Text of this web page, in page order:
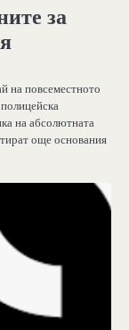
за
на повсеместното
на абсолютната
още основания